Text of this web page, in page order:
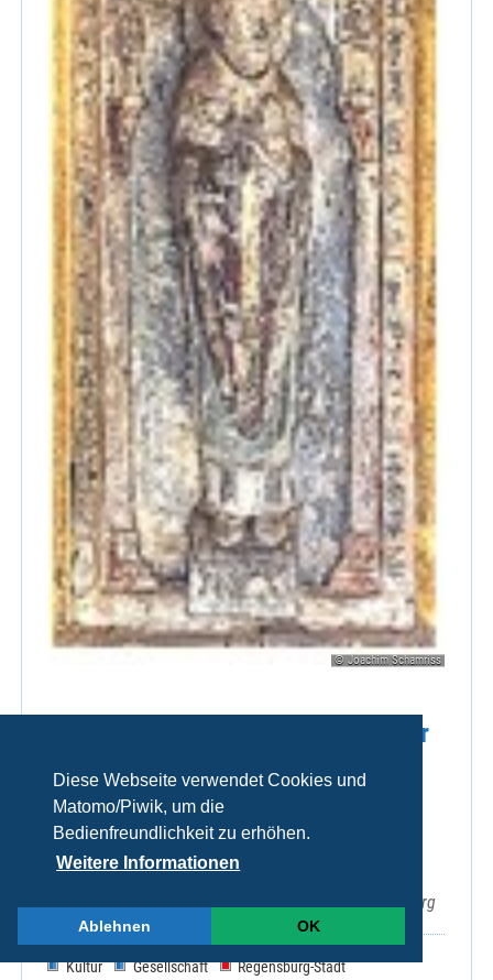
Diese Webseite verwendet Cookies und
Matomo/Piwik, um die
Bedienfreundlichkeit zu erhöhen.
Weitere Informationen
Ablehnen OK
© Joachim Schamriss
Führungen durch die Schatzkammer
und die östlichen Krypten
(Emmerams-(Ring-)) und
Ramwoldkrypta.
Sa 08.08.2026, 15:00 Uhr
EmmeramForum, Emmeramsplatz 3, 93047 Regensburg
Kultur Gesellschaft Regensburg-Stadt